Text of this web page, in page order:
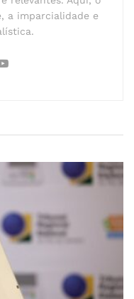
a imparcialidade e